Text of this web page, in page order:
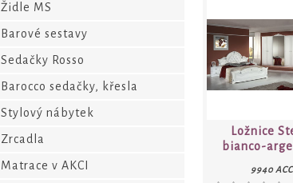
Židle MS
Barové sestavy
Sedačky Rosso
Barocco sedačky, křesla
Stylový nábytek
Zrcadla
Matrace v AKCI
Ložnice
bianco-
9940 ACC